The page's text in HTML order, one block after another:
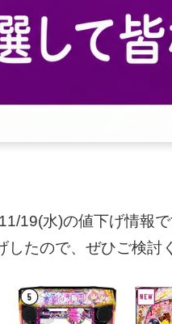
11/19(水)の値下げ情報で
したので、ぜひご検討